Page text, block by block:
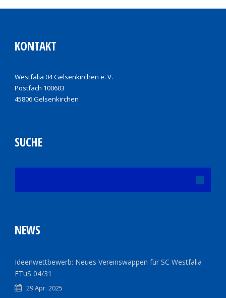
KONTAKT
Westfalia 04 Gelsenkirchen e. V.
Postfach 100603
45806 Gelsenkirchen
SUCHE
NEWS
Ideenwettbewerb: Neues Vereinswappen für SC Westfalia
ETuS 04/31
29 Apr. 2025